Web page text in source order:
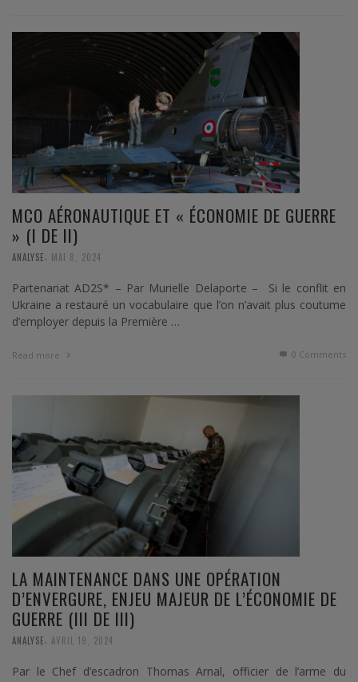
MCO AÉRONAUTIQUE ET « ÉCONOMIE DE GUERRE
» (I DE II)
ANALYSE MAI 8, 2024
Partenariat AD2S* – Par Murielle Delaporte – Si le conflit en
Ukraine a restauré un vocabulaire que l’on n’avait plus coutume
d’employer depuis la Première …
Read more 0 Comments
LA MAINTENANCE DANS UNE OPÉRATION
D’ENVERGURE, ENJEU MAJEUR DE L’ÉCONOMIE DE
GUERRE (III DE III)
ANALYSE AVRIL 19, 2024
Par le Chef d’escadron Thomas Arnal, officier de l’arme du